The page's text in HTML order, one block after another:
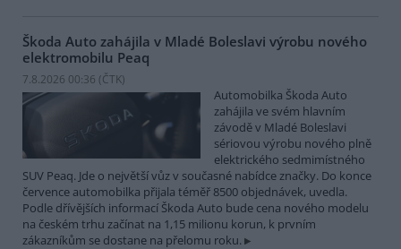
Škoda Auto zahájila v Mladé Boleslavi výrobu nového
elektromobilu Peaq
7.8.2026 00:36 (ČTK)
Automobilka Škoda Auto
zahájila ve svém hlavním
závodě v Mladé Boleslavi
sériovou výrobu nového plně
elektrického sedmimístného
SUV Peaq. Jde o největší vůz v současné nabídce značky. Do konce
července automobilka přijala téměř 8500 objednávek, uvedla.
Podle dřívějších informací Škoda Auto bude cena nového modelu
na českém trhu začínat na 1,15 milionu korun, k prvním
zákazníkům se dostane na přelomu roku.